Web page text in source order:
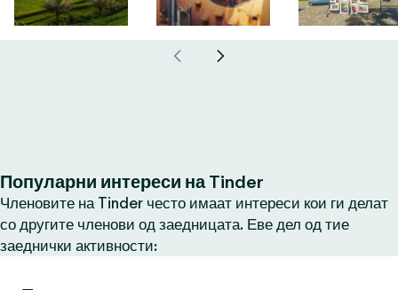
Популарни интереси на Tinder
Членовите на Tinder често имаат интереси кои ги делат
со другите членови од заедницата. Еве дел од тие
заеднички активности: